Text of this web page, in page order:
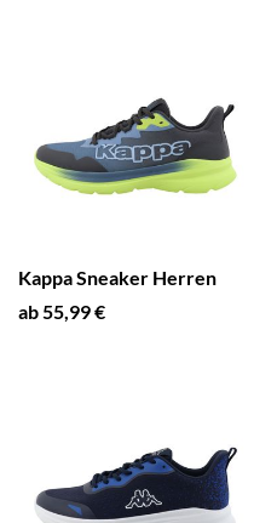
Kappa Sneaker Herren
ab 55,99 €